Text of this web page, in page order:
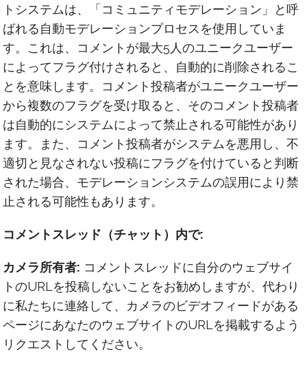
トシステムは、「コミュニティモデレーション」と呼
ばれる自動モデレーションプロセスを使用していま
す。これは、コメントが最大5人のユニークユーザー
によってフラグ付けされると、自動的に削除されるこ
とを意味します。コメント投稿者がユニークユーザー
から複数のフラグを受け取ると、そのコメント投稿者
は自動的にシステムによって禁止される可能性があり
ます。また、コメント投稿者がシステムを悪用し、不
適切と見なされない投稿にフラグを付けていると判断
された場合、モデレーションシステムの誤用により禁
止される可能性もあります。
コメントスレッド（チャット）内で:
カメラ所有者: コメントスレッドに自分のウェブサイ
トのURLを投稿しないことをお勧めしますが、代わり
に私たちに連絡して、カメラのビデオフィードがある
ページにあなたのウェブサイトのURLを掲載するよう
リクエストしてください。